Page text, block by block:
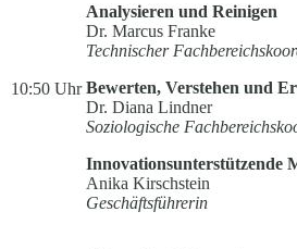
10:50 Uhr
Analysieren und Reinigen
Dr. Marcus Franke
Technischer
Bewerten, Verstehen und
Dr. Diana Lindner
Soziologische
Innovationsunterstützende
Anika Kirschstein
Geschäftsführerin